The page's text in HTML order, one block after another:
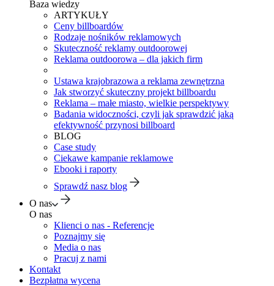
Baza wiedzy
ARTYKUŁY
Ceny billboardów
Rodzaje nośników reklamowych
Skuteczność reklamy outdoorowej
Reklama outdoorowa – dla jakich firm
Ustawa krajobrazowa a reklama zewnętrzna
Jak stworzyć skuteczny projekt billboardu
Reklama – małe miasto, wielkie perspektywy
Badania widoczności, czyli jak sprawdzić jaką
efektywność przynosi billboard
BLOG
Case study
Ciekawe kampanie reklamowe
Ebooki i raporty
Sprawdź nasz blog
O nas
O nas
Klienci o nas - Referencje
Poznajmy się
Media o nas
Pracuj z nami
Kontakt
Bezpłatna wycena